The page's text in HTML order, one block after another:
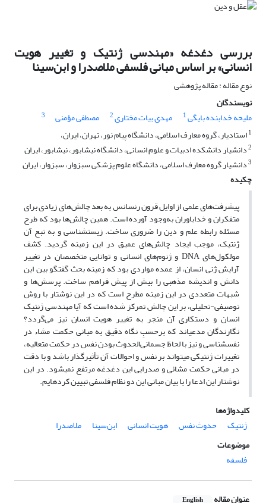
بررسی دغدغه «مهندسی ژنتیک و تغییر هویت
انسانی» بر اساس مبانی فلسفی ملاصدرا و ابن‌سینا
نوع مقاله : مقاله پژوهشی
نویسندگان
ملیحه خدابنده بایگی1 مهدی بیات مختاری2 مصطفی مؤمنی
3
1استادیار، گروه معارف اسلامی، دانشگاه پیام نور، تهران، ایران،
2دانشیار دانشکده ادبیات و علوم انسانی، دانشگاه نیشابور، نیشابور، ایران
3دانشیار گروه معارف اسلامی، دانشگاه علوم پزشکی سبزوار، سبزوار، ایران
چکیده
پیشرفت‌های علمی از اوایل قرون رنسانس به بعد چالش‌های زیادی برای
متفکران و خداباوران به‌وجود آورده است. همین چالش‌ها بود که طرح
مسئله رابطه علم و دین را ضروری ساخت. زیست­شناسی و به تبع آن
ژنتیک، موجب ایجاد چالش‌های عمیق در این زمینه گردید. کشف
مولکول‌هایDNA و ژنوم‌های انسانی و توانایی متخصصان در تغییر
آرایش ژنی انسان، از عمده مواردی بود که زمینه بحث گفتگو بین این
دانش و اندیشه مذهبی را بیش از پیش فراهم ساخت. پرسش‌‌ها و
شبهات متعددی در این زمینه مطرح است که در این نوشتار با روش
توصیفی-تحلیلی،بر این چالش تمرکز شده است که آیا مهندسی ژنتیک
انسان و دستکاری آن منجر به تغییر هویت انسان نیز می‌گردد؟
نگارندگان مدعی­اند که برحسبِ نگاه دقیق به مبانی حکمت مشاء در
نفس­شناسی و نیز با لحاظ جسمانی‌الحدوث بودن نفس در حکمت متعالیه،
تغییرات ژنتیکی می­تواند بر نفس و احوالات آن تأثیرگذار باشد و با دقت
در مبانی حکمت مشائی و صدرایی این دغدغه مرتفع نمی­شود. در این
نوشتار این ادعا را با بیان مبانی این دو نظام فلسفی تبیین کرد‌هایم.
کلیدواژه‌ها
ژنتیک
حدوث نفس هویت انسانی ابن‌سینا
ملاصدرا
موضوعات
فلسفه
عنوان مقاله English